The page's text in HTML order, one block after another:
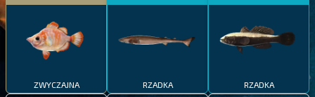
ZWYCZAJNA RZADKA RZADKA